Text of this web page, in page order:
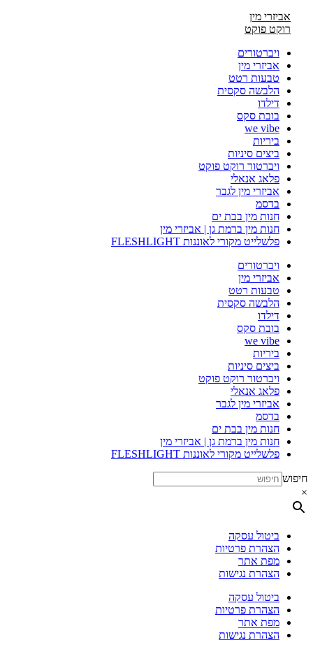
אביזרי מין
רוקט פוקט
ויברטורים
אביזרי מין
טבעות רטט
הלבשה סקסית
דילדו
בובת סקס
we vibe
ביריות
ביצים סיניות
ויברטור רוקט פוקט
פלאג אנאלי
אביזרי מין לגבר
בדסמ
חנות מין בבת ים
חנות מין ברמת גן | אביזרי מין
פלשלייט מקורי לאוננות FLESHLIGHT
ויברטורים
אביזרי מין
טבעות רטט
הלבשה סקסית
דילדו
בובת סקס
we vibe
ביריות
ביצים סיניות
ויברטור רוקט פוקט
פלאג אנאלי
אביזרי מין לגבר
בדסמ
חנות מין בבת ים
חנות מין ברמת גן | אביזרי מין
פלשלייט מקורי לאוננות FLESHLIGHT
חיפוש
×
ביטול עסקה
הצהרת פרטיות
מפת אתר
הצהרת נגישות
ביטול עסקה
הצהרת פרטיות
מפת אתר
הצהרת נגישות